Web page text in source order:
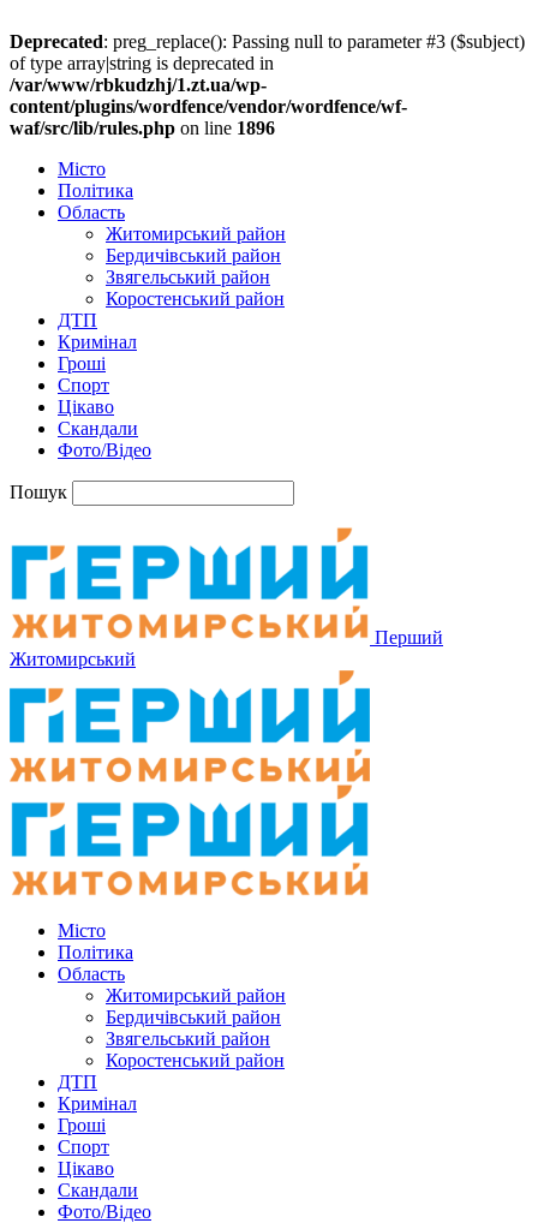
Deprecated: preg_replace(): Passing null to parameter #3 ($subject)
of type array|string is deprecated in
/var/www/rbkudzhj/1.zt.ua/wp-
content/plugins/wordfence/vendor/wordfence/wf-
waf/src/lib/rules.php on line 1896
Місто
Політика
Область
Житомирський район
Бердичівський район
Звягельський район
Коростенський район
ДТП
Кримінал
Гроші
Спорт
Цікаво
Скандали
Фото/Відео
Пошук
Перший
Житомирський
Місто
Політика
Область
Житомирський район
Бердичівський район
Звягельський район
Коростенський район
ДТП
Кримінал
Гроші
Спорт
Цікаво
Скандали
Фото/Відео